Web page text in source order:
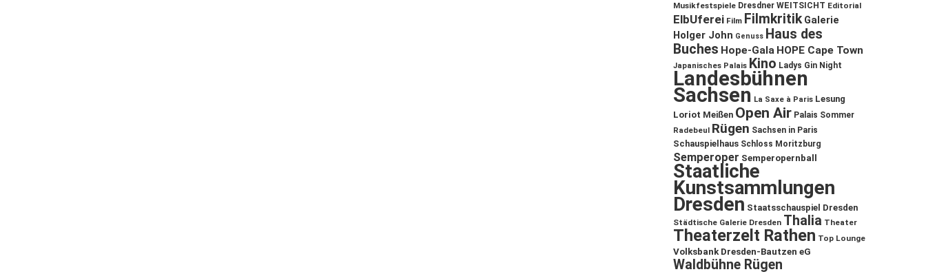
Musikfestspiele Dresdner WEITSICHT Editorial
ElbUferei Film Filmkritik Galerie
Holger John Genuss Haus des
Buches Hope-Gala HOPE Cape Town
Japanisches Palais Kino Ladys Gin Night
Landesbühnen
Sachsen La Saxe à Paris Lesung
Loriot Meißen Open Air Palais Sommer
Radebeul Rügen Sachsen in Paris
Schauspielhaus Schloss Moritzburg
Semperoper Semperopernball
Staatliche
Kunstsammlungen
Dresden Staatsschauspiel Dresden
Städtische Galerie Dresden Thalia Theater
Theaterzelt Rathen Top Lounge
Volksbank Dresden-Bautzen eG
Waldbühne Rügen